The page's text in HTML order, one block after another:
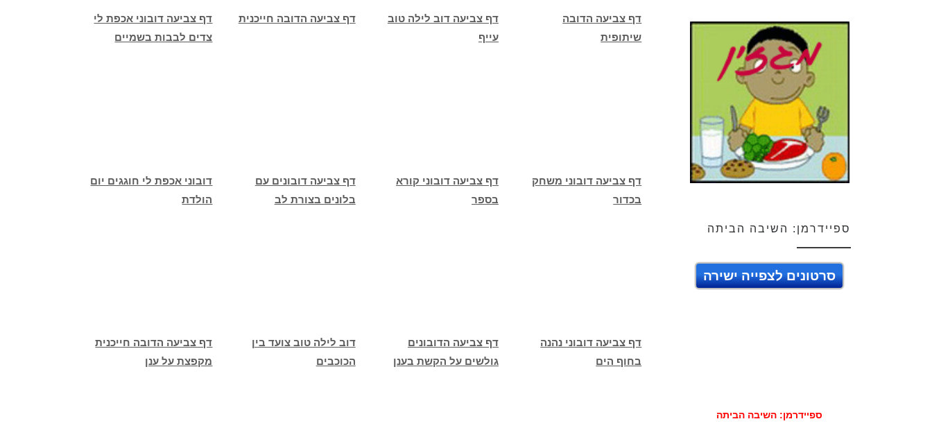
דף צביעה דובוני אכפת לי
צדים לבבות בשמיים
דף צביעה הדובה חייכנית
דף צביעה דוב לילה טוב
עייף
דף צביעה הדובה
שיתופית
דובוני אכפת לי חוגגים יום
הולדת
דף צביעה דובונים עם
בלונים בצורת לב
דף צביעה דובוני קורא
בספר
דף צביעה דובוני משחק
בכדור
דף צביעה הדובה חייכנית
מקפצת על ענן
דוב לילה טוב צועד בין
הכוכבים
דף צביעה הדובונים
גולשים על הקשת בענן
דף צביעה דובוני נהנה
בחוף הים
ספיידרמן: השיבה הביתה
סרטונים לצפייה ישירה
ספיידרמן: השיבה הביתה